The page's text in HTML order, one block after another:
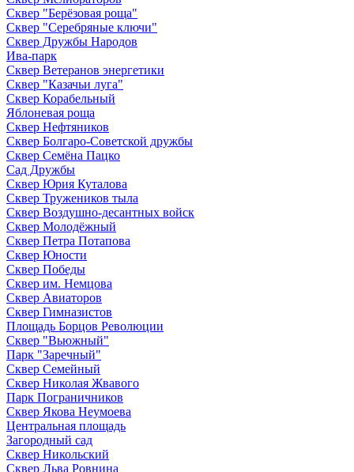
Сквер "Берёзовая роща"
Сквер "Серебряные ключи"
Сквер Дружбы Народов
Ива-парк
Сквер Ветеранов энергетики
Сквер "Казачьи луга"
Сквер Корабельный
Яблоневая роща
Сквер Нефтяников
Сквер Болгаро-Советской дружбы
Сквер Семёна Пацко
Сад Дружбы
Сквер Юрия Куталова
Сквер Тружеников тыла
Сквер Воздушно-десантных войск
Сквер Молодёжный
Сквер Петра Потапова
Сквер Юности
Сквер Победы
Сквер им. Немцова
Сквер Авиаторов
Сквер Гимназистов
Площадь Борцов Революции
Сквер "Вьюжный"
Парк "Заречный"
Сквер Семейный
Сквер Николая Жвавого
Парк Пограничников
Сквер Якова Неумоева
Центральная площадь
Загородный сад
Сквер Никольский
Сквер Льва Ровнина